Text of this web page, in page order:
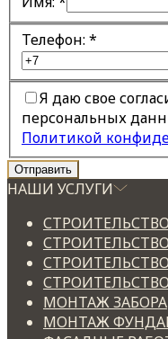
Телефон: *
Я даю свое
персональных
Политикой
НАШИ УСЛУГИ
МОНТАЖ ЗАБОРА
МОНТАЖ